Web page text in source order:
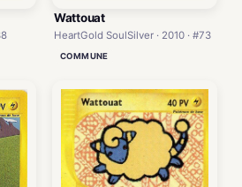
Wattouat
HeartGold SoulSilver · 2010 · #73
COMMUNE